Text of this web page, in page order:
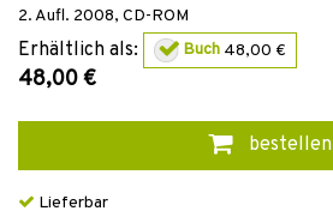
2. Aufl. 2008, CD-ROM
Erhältlich als: Buch 48,00 €
48,00 €
bestellen
Lieferbar